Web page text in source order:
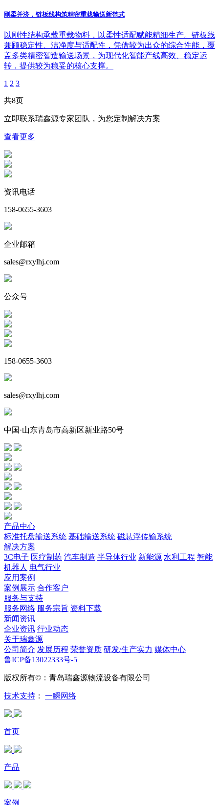
刚柔并济，链板线构筑精密重载输送新范式
以刚性结构承载重载物料，以柔性适配赋能精细生产。链板线
兼顾稳定性、洁净度与适配性，凭借较为出众的综合性能，覆
盖多类精密智造输送场景，为现代化智能产线高效、稳定运
转，提供较为稳妥的核心支撑。
1 2 3
共8页
立即联系瑞鑫源专家团队，为您定制 解决方案
查看更多
资讯电话
158-0655-3603
企业邮箱
sales@rxylhj.com
公众号
158-0655-3603
sales@rxylhj.com
中国·山东青岛市高新区新业路50号
产品中心
标准托盘输送系统 基础输送系统 磁悬浮传输系统
解决方案
3C电子 医疗制药 汽车制造 半导体行业 新能源 水利工程 智能
机器人 电气行业
应用案例
案例展示 合作客户
服务与支持
服务网络 服务宗旨 资料下载
新闻资讯
企业资讯 行业动态
关于瑞鑫源
公司简介 发展历程 荣誉资质 研发/生产实力 媒体中心
鲁ICP备13022333号-5
版权所有©：青岛瑞鑫源物流设备有限公司
技术支持 ： 一瞬网络
首页
产品
案例